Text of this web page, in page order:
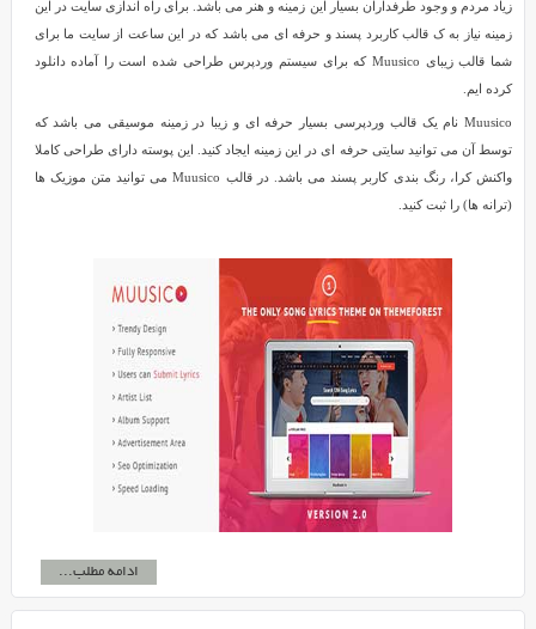
زیاد مردم و وجود طرفداران بسیار این زمینه و هنر می باشد. برای راه اندازی سایت در این
زمینه نیاز به ک قالب کاربرد پسند و حرفه ای می باشد که در این ساعت از سایت ما برای
شما قالب زیبای Muusico که برای سیستم وردپرس طراحی شده است را آماده دانلود
کرده ایم.
Muusico نام یک قالب وردپرسی بسیار حرفه ای و زیبا در زمینه موسیقی می باشد که
توسط آن می توانید سایتی حرفه ای در این زمینه ایجاد کنید. این پوسته دارای طراحی کاملا
واکنش کرا، رنگ بندی کاربر پسند می باشد. در قالب Muusico می توانید متن موزیک ها
(ترانه ها) را ثبت کنید.
ادامه مطلب...